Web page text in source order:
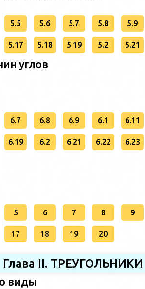
5.5 5.6 5.7 5.8 5.9
5.17 5.18 5.19 5.2 5.21
углов
6.7 6.8 6.9 6.1 6.11
6.19 6.2 6.21 6.22 6.23
5 6 7 8 9
17 18 19 20
Глава II. ТРЕУГОЛЬНИКИ
виды